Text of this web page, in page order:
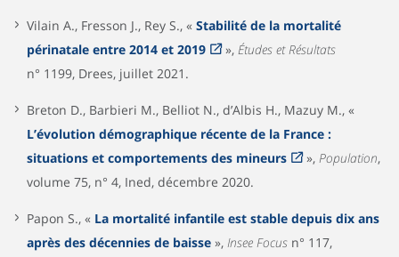
Vilain A., Fresson J., Rey S., « Stabilité de la mortalité
périnatale entre 2014 et 2019
», Études et Résultats
n° 1199, Drees, juillet 2021.
Breton D., Barbieri M., Belliot N., d’Albis H., Mazuy M., «
L’évolution démographique récente de la France :
situations et comportements des mineurs
», Population,
volume 75, n° 4, Ined, décembre 2020.
Papon S., « La mortalité infantile est stable depuis dix ans
après des décennies de baisse », Insee Focus n° 117,